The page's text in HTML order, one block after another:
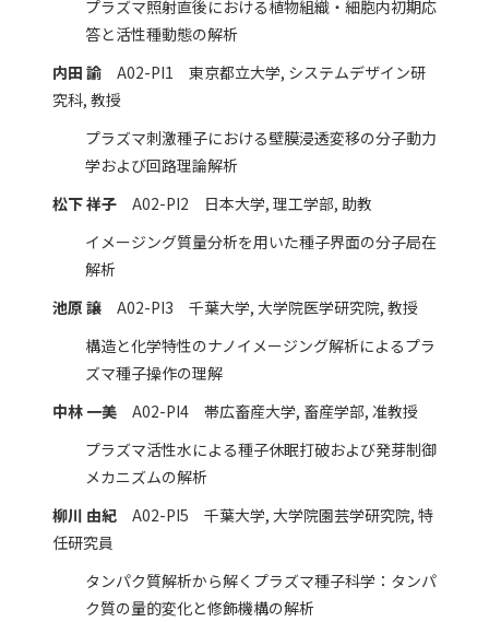
プラズマ照射直後における植物組織・細胞内初期応
答と活性種動態の解析
内田 諭A02-PI1 東京都立大学, システムデザイン研
究科, 教授
プラズマ刺激種子における壁膜浸透変移の分子動力
学および回路理論解析
松下 祥子A02-PI2 日本大学, 理工学部, 助教
イメージング質量分析を用いた種子界面の分子局在
解析
池原 譲A02-PI3 千葉大学, 大学院医学研究院, 教授
構造と化学特性のナノイメージング解析によるプラ
ズマ種子操作の理解
中林 一美A02-PI4 帯広畜産大学, 畜産学部, 准教授
プラズマ活性水による種子休眠打破および発芽制御
メカニズムの解析
柳川 由紀A02-PI5 千葉大学, 大学院園芸学研究院, 特
任研究員
タンパク質解析から解くプラズマ種子科学：タンパ
ク質の量的変化と修飾機構の解析